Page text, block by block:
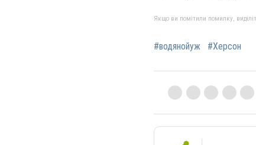
Якщо ви помітили помилку,
#водянойуж #Херсон